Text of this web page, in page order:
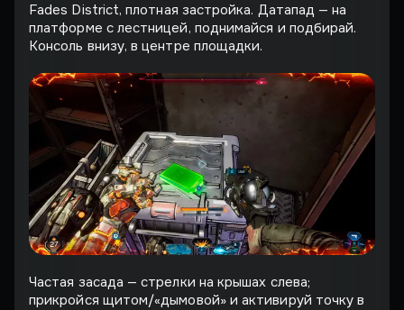
Fades District, плотная застройка. Датапад — на
платформе с лестницей, поднимайся и подбирай.
Консоль внизу, в центре площадки.
Частая засада — стрелки на крышах слева;
прикройся щитом/«дымовой» и активируй точку в